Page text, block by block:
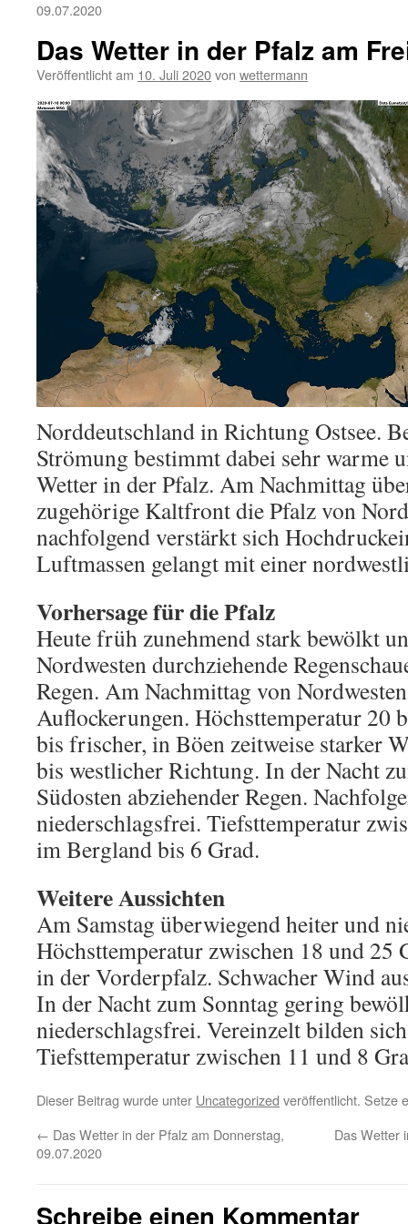
09.07.2020
Das Wetter in der Pfalz am
Veröffentlicht am 10. Juli 2020von wettermann
Norddeutschland in Richtung Ostsee.
Strömung bestimmt dabei sehr warme
Wetter in der Pfalz. Am Nachmittag
zugehörige Kaltfront die Pfalz von
nachfolgend verstärkt sich
Luftmassen gelangt mit einer
Vorhersage für die Pfalz
Heute früh zunehmend stark bewölkt
Nordwesten durchziehende
Regen. Am Nachmittag von
Auflockerungen. Höchsttemperatur 20
bis frischer, in Böen zeitweise starker
bis westlicher Richtung. In der Nacht
Südosten abziehender Regen.
niederschlagsfrei. Tiefsttemperatur
im Bergland bis 6 Grad.
Weitere Aussichten
Am Samstag überwiegend heiter und
Höchsttemperatur zwischen 18 und 25
in der Vorderpfalz. Schwacher Wind
In der Nacht zum Sonntag gering
niederschlagsfrei. Vereinzelt bilden
Tiefsttemperatur zwischen 11 und 8
Dieser Beitrag wurde unter Uncategorized veröffentlicht. Setze
← Das Wetter in der Pfalz am Donnerstag,
09.07.2020
Das Wetter
Schreibe einen Kommentar